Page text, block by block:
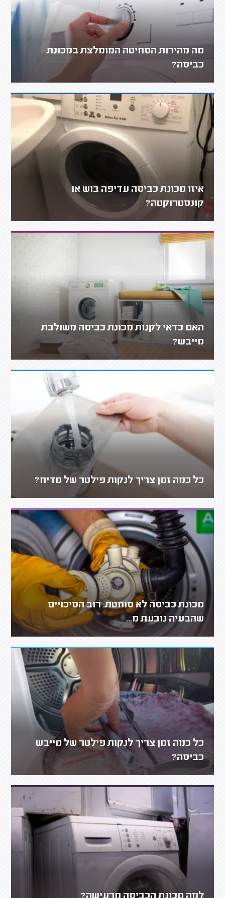
מה מהירות הסחיטה המומלצת במכונת
כביסה?
איזו מכונת כביסה עדיפה בוש או
קונסטרוקטה?
האם כדאי לקנות מכונת כביסה משולבת
מייבש?
כל כמה זמן צריך לנקות פילטר של מדיח?
מכונת כביסה לא סוחטת. רוב הסיכויים
שהבעיה נובעת מ...
כל כמה זמן צריך לנקות פילטר של מייבש
כביסה?